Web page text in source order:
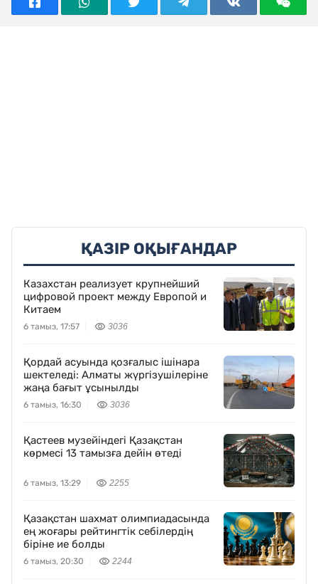
ҚАЗІР ОҚЫҒАНДАР
Казахстан реализует крупнейший
цифровой проект между Европой и
Китаем
6 тамыз, 17:57 3036
Қордай асуында қозғалыс ішінара
шектеледі: Алматы жүргізушілеріне
жаңа бағыт ұсынылды
6 тамыз, 16:30 3036
Қастеев музейіндегі Қазақстан
көрмесі 13 тамызға дейін өтеді
6 тамыз, 13:29 2255
Қазақстан шахмат олимпиадасында
ең жоғары рейтингтік себілердің
біріне ие болды
6 тамыз, 20:30 2244